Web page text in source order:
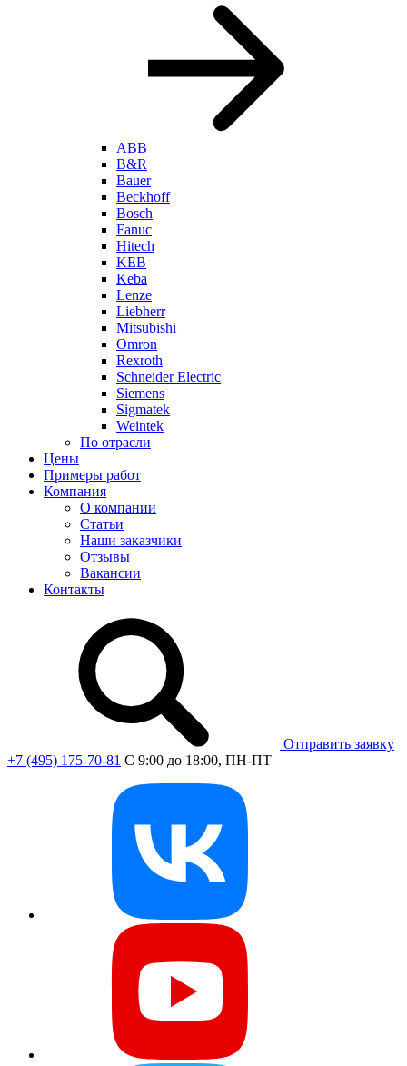
ABB
B&R
Bauer
Beckhoff
Bosch
Fanuc
Hitech
KEB
Keba
Lenze
Liebherr
Mitsubishi
Omron
Rexroth
Schneider Electric
Siemens
Sigmatek
Weintek
По отрасли
Цены
Примеры работ
Компания
О компании
Статьи
Наши заказчики
Отзывы
Вакансии
Контакты
Отправить заявку
+7 (495) 175-70-81 C 9:00 до 18:00, ПН-ПТ